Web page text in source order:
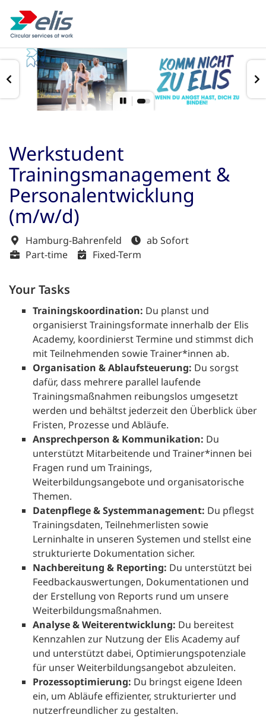
Werkstudent
Trainingsmanagement &
Personalentwicklung
(m/w/d)
Hamburg-Bahrenfeld
ab Sofort
Part-time
Fixed-Term
Your Tasks
Trainingskoordination: Du planst und
organisierst Trainingsformate innerhalb der Elis
Academy, koordinierst Termine und stimmst dich
mit Teilnehmenden sowie Trainer*innen ab.
Organisation & Ablaufsteuerung: Du sorgst
dafür, dass mehrere parallel laufende
Trainingsmaßnahmen reibungslos umgesetzt
werden und behältst jederzeit den Überblick über
Fristen, Prozesse und Abläufe.
Ansprechperson & Kommunikation: Du
unterstützt Mitarbeitende und Trainer*innen bei
Fragen rund um Trainings,
Weiterbildungsangebote und organisatorische
Themen.
Datenpflege & Systemmanagement: Du pflegst
Trainingsdaten, Teilnehmerlisten sowie
Lerninhalte in unseren Systemen und stellst eine
strukturierte Dokumentation sicher.
Nachbereitung & Reporting: Du unterstützt bei
Feedbackauswertungen, Dokumentationen und
der Erstellung von Reports rund um unsere
Weiterbildungsmaßnahmen.
Analyse & Weiterentwicklung: Du bereitest
Kennzahlen zur Nutzung der Elis Academy auf
und unterstützt dabei, Optimierungspotenziale
für unser Weiterbildungsangebot abzuleiten.
Prozessoptimierung: Du bringst eigene Ideen
ein, um Abläufe effizienter, strukturierter und
nutzerfreundlicher zu gestalten.